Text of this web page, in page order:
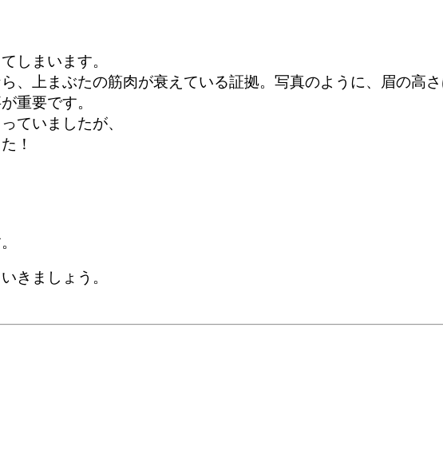
しまいます。
、上まぶたの筋肉が衰えている証拠。写真のように、眉の高
重要です。
ていましたが、
！
きましょう。